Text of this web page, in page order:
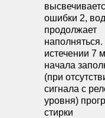
ошибки 2,
продолжает
истечении 7
начала
(при
сигнала с
уровня)
стирки